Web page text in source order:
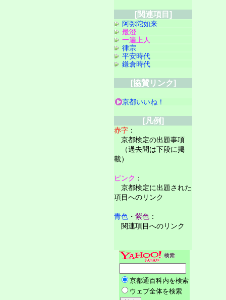
[関連項目]
阿弥陀如来
最澄
一遍上人
律宗
平安時代
鎌倉時代
[協賛リンク]
京都いいね！
[凡例]
赤字 ：
京都検定の出題事項
（過去問は下段に掲
載）
ピンク ：
京都検定に出題された
項目へのリンク
青色 ・ 紫色 ：
関連項目へのリンク